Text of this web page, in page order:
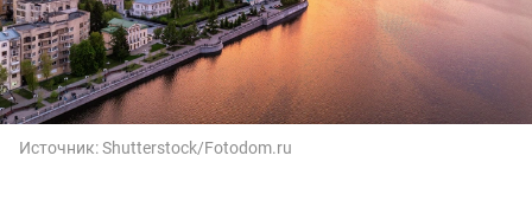
Источник:Shutterstock/Fotodom.ru